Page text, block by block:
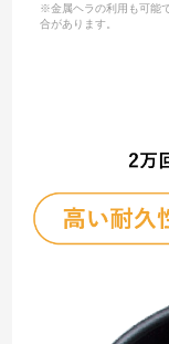
※金属ヘラの利用も可能
合があります。